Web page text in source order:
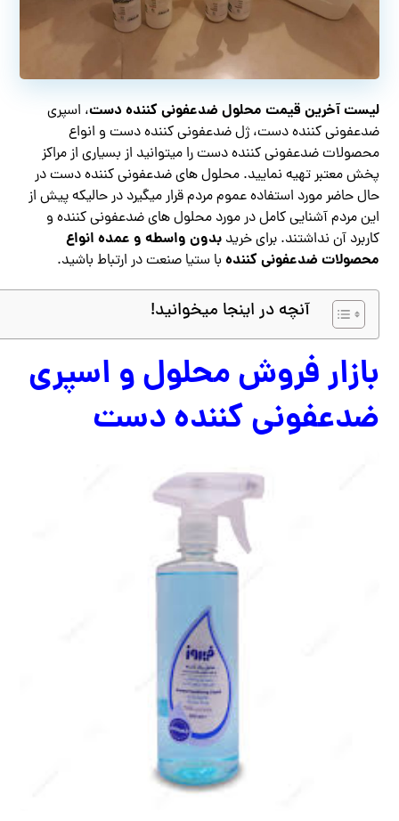
لیست آخرین قیمت محلول ضدعفونی کننده دست، اسپری
ضدعفونی کننده دست، ژل ضدعفونی کننده دست و انواع
محصولات ضدعفونی کننده دست را میتوانید از بسیاری از مراکز
پخش معتبر تهیه نمایید. محلول های ضدعفونی کننده دست در
حال حاضر مورد استفاده عموم مردم قرار میگیرد در حالیکه پیش از
این مردم آشنایی کامل در مورد محلول های ضدعفونی کننده و
کاربرد آن نداشتند. برای خرید بدون واسطه و عمده انواع
محصولات ضدعفونی کننده با ستیا صنعت در ارتباط باشید.
آنچه در اینجا میخوانید!
بازار فروش محلول و اسپری
ضدعفونی کننده دست